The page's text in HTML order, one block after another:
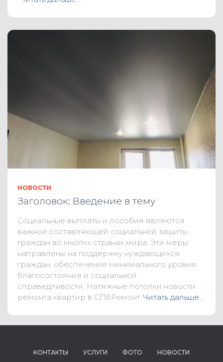
НОВОСТИ
Заголовок: Введение в тему
Социальные выплаты и пособия являются
важной составляющей социальной защиты
граждан во многих странах мира. Эти меры
направлены на поддержку нуждающихся
граждан, обеспечение минимального уровня
благосостояния и социальной
справедливости. Натяжные потолки новости
ремонта квартир в СПбРемонт Читать дальше…
КОНТАКТЫ УСЛУГИ ФОТО НОВОСТИ